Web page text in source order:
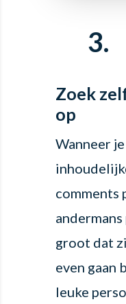
3.
Zoek
op
Wanneer
comments
groot dat
even gaan
leuke